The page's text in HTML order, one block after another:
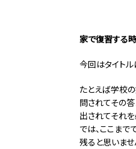
家で復習する
今回はタイト
たとえば学校
問されてその
出されてそれを
では、ここま
残ると思いませ